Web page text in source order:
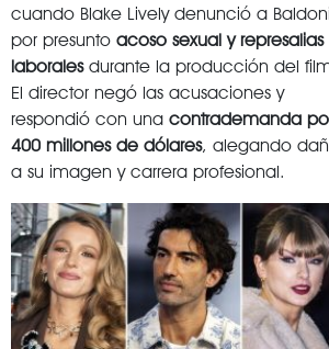
cuando Blake Lively denunció a Baldoni
por presunto acoso sexual y represalias
laboralesdurante la producción del
El director negó las acusaciones y
respondió con una contrademanda
400 millones de dólares, alegando
a su imagen y carrera profesional.